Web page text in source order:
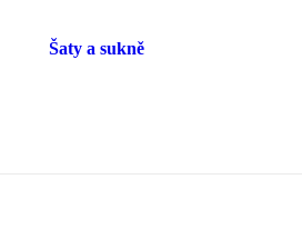
Šaty a sukně